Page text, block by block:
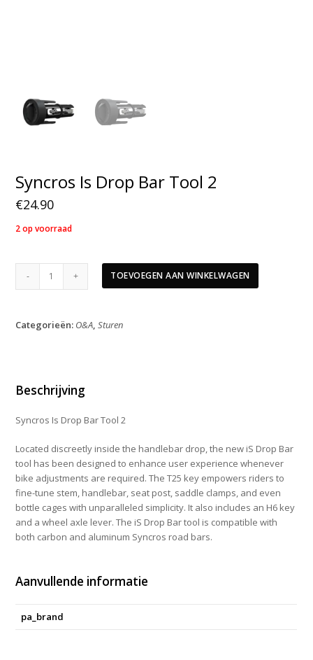
Syncros Is Drop Bar Tool 2
€24.90
2 op voorraad
Syncros
Tool
TOEVOEGEN AAN WINKELWAGEN
Categorieën: O&A,Sturen
Beschrijving
Syncros Is Drop Bar Tool 2
Located discreetly inside the handlebar drop, the new iS Drop Bar
tool has been designed to enhance user experience whenever
bike adjustments are required. The T25 key empowers riders to
fine-tune stem, handlebar, seat post, saddle clamps, and even
bottle cages with unparalleled simplicity. It also includes an H6 key
and a wheel axle lever. The iS Drop Bar tool is compatible with
both carbon and aluminum Syncros road bars.
Aanvullende informatie
pa_brand